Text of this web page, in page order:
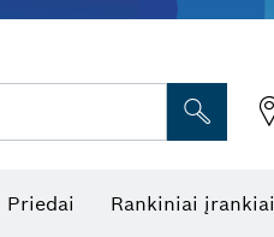
Priedai Rankiniai įrankiai